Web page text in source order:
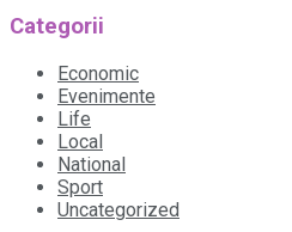
Categorii
Economic
Evenimente
Life
Local
National
Sport
Uncategorized